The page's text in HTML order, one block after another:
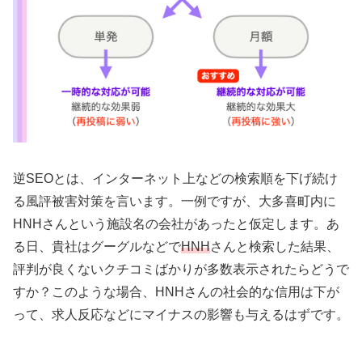
逆SEOとは、インターネット上などの検索順を下げ続け
る風評被害対策を言います。一例ですが、大多喜町内に
HNHさんという施設名の会社があったと仮定します。あ
る日、貴社はグーグルなどでHNHさんと検索した結果、
評判が良くないクチコミばかりが多数表示されたらどうで
すか？このような場合、HNHさんの社会的な信用は下が
って、求人反応などにマイナスの影響も与えるはずです。